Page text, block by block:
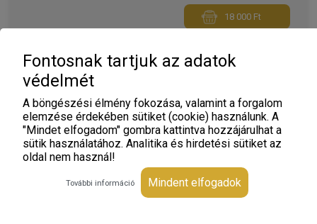
18 000 Ft
Bőségtál III. 4 személyes
csülökkel töltött sertéskaraj, paradicsomos
csirkemell, rántott trappista sajt, rántott gomba,
hasábburgonya, steakburgonya
18 000 Ft
Fontosnak tartjuk az adatok
védelmét
A böngészési élmény fokozása, valamint a forgalom
elemzése érdekében sütiket (cookie) használunk. A
"Mindet elfogadom" gombra kattintva hozzájárulhat a
sütik használatához. Analitika és hirdetési sütiket az
oldal nem használ!
További információ Mindent elfogadok